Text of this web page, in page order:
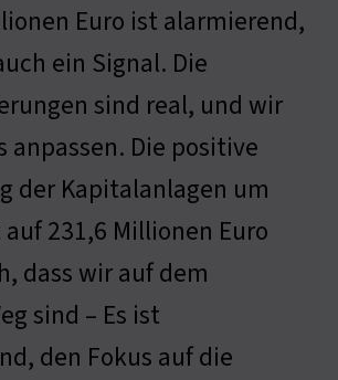
Euro ist alarmierend,
ein Signal. Die
sind real, und wir
anpassen. Die positive
der Kapitalanlagen um
231,6 Millionen Euro
dass wir auf dem
sind – Es ist
den Fokus auf die